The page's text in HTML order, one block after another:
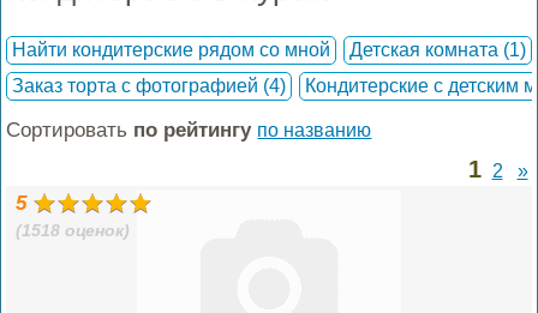
Найти кондитерские рядом со мной Детская комната (1)
Заказ торта с фотографией (4) Кондитерские с детским
Сортировать по рейтингу по названию
1 2 »
5
(1518 оценок)